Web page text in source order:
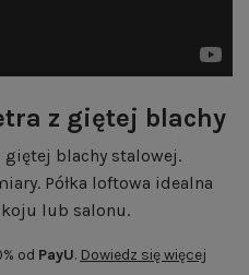
z giętej blachy
giętej blachy stalowej.
Półka loftowa idealna
lub salonu.
od PayU. Dowiedz się więcej